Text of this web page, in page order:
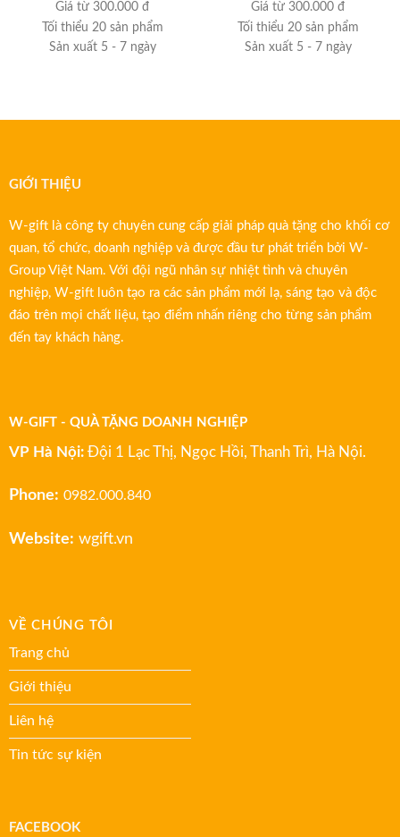
Giá từ 300.000 đ
Tối thiểu 20 sản phẩm
Sản xuất 5 - 7 ngày
Giá từ 300.000 đ
Tối thiểu 20 sản phẩm
Sản xuất 5 - 7 ngày
GIỚI THIỆU
W-gift là công ty chuyên cung cấp giải pháp quà tặng cho khối cơ
quan, tổ chức, doanh nghiệp và được đầu tư phát triển bởi W-
Group Việt Nam. Với đội ngũ nhân sự nhiệt tình và chuyên
nghiệp, W-gift luôn tạo ra các sản phẩm mới lạ, sáng tạo và độc
đáo trên mọi chất liệu, tạo điểm nhấn riêng cho từng sản phẩm
đến tay khách hàng.
W-GIFT - QUÀ TẶNG DOANH NGHIỆP
VP Hà Nội: Đội 1 Lạc Thị, Ngọc Hồi, Thanh Trì, Hà Nội.
Phone: 0982.000.840
Website: wgift.vn
VỀ CHÚNG TÔI
Trang chủ
Giới thiệu
Liên hệ
Tin tức sự kiện
FACEBOOK